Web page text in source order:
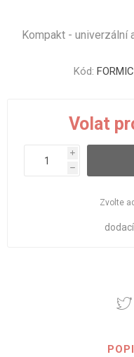
Kompakt - univerzální
Kód:
Volat
i
h
Zvolte